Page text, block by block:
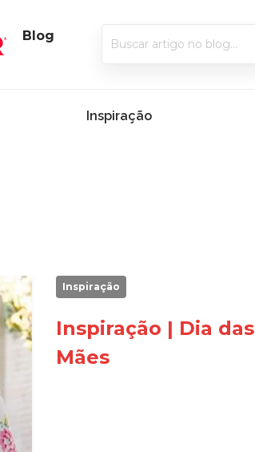
Blog
Inspiração
Inspiração
Inspiração | Dia das
Mães